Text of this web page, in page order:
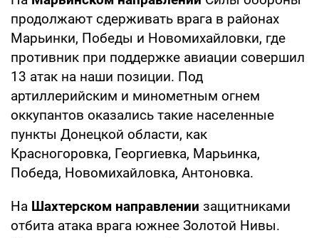
продолжают сдерживать врага в районах
Марьинки, Победы и Новомихайловки, где
противник при поддержке авиации совершил
13 атак на наши позиции. Под
артиллерийским и минометным огнем
оккупантов оказались такие населенные
пункты Донецкой области, как
Красногоровка, Георгиевка, Марьинка,
Победа, Новомихайловка, Антоновка.
На Шахтерском направлении защитниками
отбита атака врага южнее Золотой Нивы.